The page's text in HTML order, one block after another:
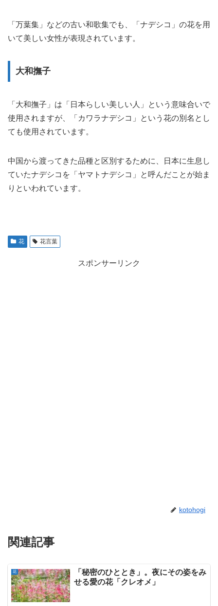
「万葉集」などの古い和歌集でも、「ナデシコ」の花を用
いて美しい女性が表現されています。
大和撫子
「大和撫子」は「日本らしい美しい人」という意味合いで
使用されますが、「カワラナデシコ」という花の別名とし
ても使用されています。
中国から渡ってきた品種と区別するために、日本に生息し
ていたナデシコを「ヤマトナデシコ」と呼んだことが始ま
りといわれています。
花 花言葉
スポンサーリンク
kotohogi
関連記事
花
「秘密のひととき」。夜にその姿をみ
せる愛の花「クレオメ」